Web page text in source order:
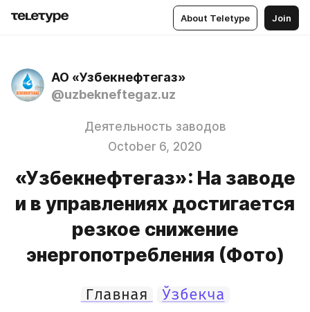
About Teletype Join
АО «Узбекнефтегаз»
@uzbekneftegaz.uz
Деятельность заводов
October 6, 2020
«Узбекнефтегаз»: На заводе
и в управлениях достигается
резкое снижение
энергопотребления (Фото)
Главная Ўзбекча